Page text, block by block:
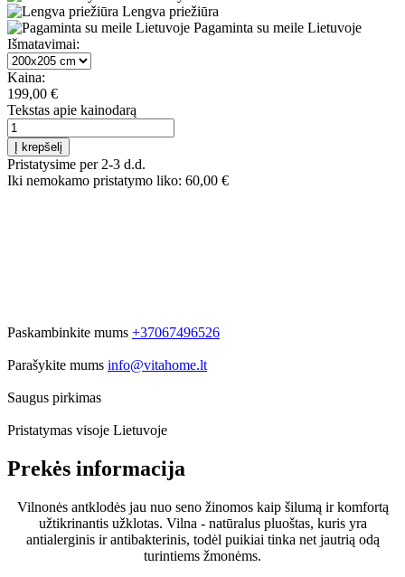
Lengva priežiūra
Pagaminta su meile Lietuvoje
Išmatavimai:
Kaina:
199,00 €
Tekstas apie kainodarą
Į krepšelį
Pristatysime per 2-3 d.d.
Iki nemokamo pristatymo liko: 60,00 €
Paskambinkite mums +37067496526
Parašykite mums info@vitahome.lt
Saugus pirkimas
Pristatymas visoje Lietuvoje
Prekės informacija
Vilnonės antklodės jau nuo seno žinomos kaip šilumą ir komfortą
užtikrinantis užklotas. Vilna - natūralus pluoštas, kuris yra
antialerginis ir antibakterinis, todėl puikiai tinka net jautrią odą
turintiems žmonėms.